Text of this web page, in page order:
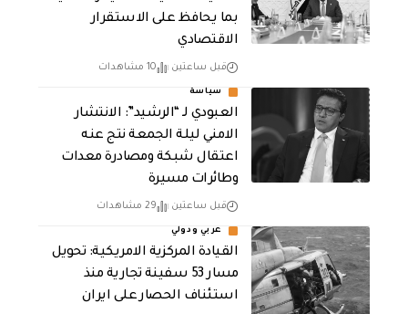
بما يحافظ على الاستقرار
الاقتصادي
قبل ساعتين 10 مشاهدات
سياسة
العبودي لـ “الرشيد”: الانتشار
الامني ليلة الجمعة نتج عنه
اعتقال شبكة ومصادرة معدات
وطائرات مسيرة
قبل ساعتين 29 مشاهدات
عربي ودولي
القيادة المركزية الامريكية: تحويل
مسار 53 سفينة تجارية منذ
استئناف الحصار على ايران